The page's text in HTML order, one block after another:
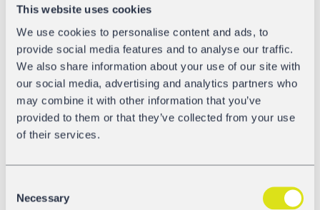
This website uses cookies
We use cookies to personalise content and ads, to
provide social media features and to analyse our traffic.
We also share information about your use of our site with
our social media, advertising and analytics partners who
may combine it with other information that you’ve
provided to them or that they’ve collected from your use
of their services.
Selection
Necessary
Stefanie Simonetti.
S.I.T.L. 2023 est une opportunité importante de
collaborations entre les leaders actuels du marché du
transport et de la logistique. C’est l’environnement
parfait pour découvrir les solutions de neuf secteurs
différents, notamment : 1) le transport et la logistique, 2)
l’intra-logistique, la robotique et l’automatisation, 3)
l’emballage et la palette, 4) les technologies, l’IOT et les
transport et 9) le conseil, la carrière et le financement.